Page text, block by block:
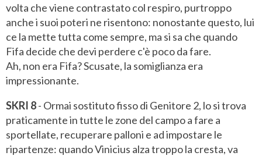
volta che viene contrastato col respiro, purtroppo
anche i suoi poteri ne risentono: nonostante questo, lui
ce la mette tutta come sempre, ma si sa che quando
Fifa decide che devi perdere c'è poco da fare.
Ah, non era Fifa? Scusate, la somiglianza era
impressionante.
SKRI 8- Ormai sostituto fisso di Genitore 2, lo si trova
praticamente in tutte le zone del campo a fare a
sportellate, recuperare palloni e ad impostare le
ripartenze: quando Vinicius alza troppo la cresta, va